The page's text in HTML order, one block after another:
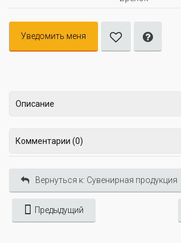
Уведомить меня
Описание
Комментарии (0)
Вернуться к: Сувенирная продукция
Предыдущий